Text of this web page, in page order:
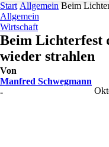
Start Allgemein Beim
Allgemein
Wirtschaft
Beim Lichterfest
wieder strahlen
Von
Manfred Schwegmann
-